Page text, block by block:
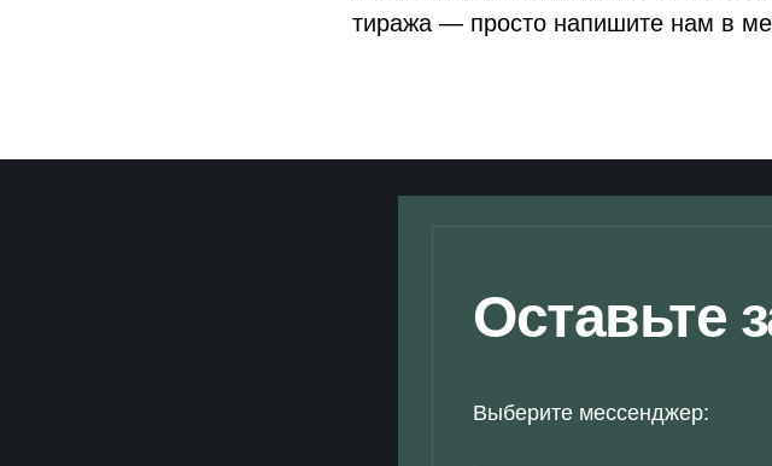
тиража — просто напишите нам в
Оставьте
Выберите мессенджер: